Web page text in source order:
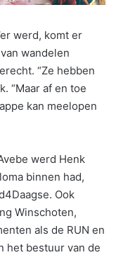
werd, komt er
wandelen
“Ze hebben
“Maar af en toe
kan meelopen
werd Henk
binnen had,
Ook
Winschoten,
als de RUN en
het bestuur van de